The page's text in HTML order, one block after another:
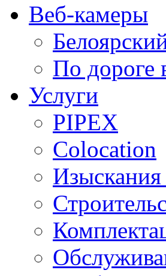
Веб-камеры
По дороге
Услуги
PIPEX
Colocation
Изыскания